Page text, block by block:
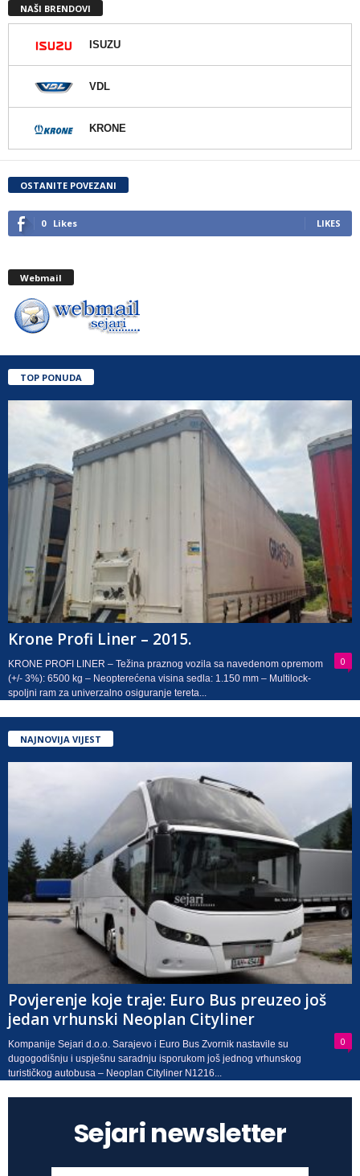
NAŠI BRENDOVI
ISUZU
VDL
KRONE
OSTANITE POVEZANI
0 Likes LIKES
Webmail
TOP PONUDA
Krone Profi Liner – 2015.
0
KRONE PROFI LINER – Težina praznog vozila sa navedenom opremom
(+/- 3%): 6500 kg – Neopterećena visina sedla: 1.150 mm – Multilock-
spoljni ram za univerzalno osiguranje tereta...
NAJNOVIJA VIJEST
Povjerenje koje traje: Euro Bus preuzeo još
jedan vrhunski Neoplan Cityliner
0
Kompanije Sejari d.o.o. Sarajevo i Euro Bus Zvornik nastavile su
dugogodišnju i uspješnu saradnju isporukom još jednog vrhunskog
turističkog autobusa – Neoplan Cityliner N1216...
Sejari newsletter